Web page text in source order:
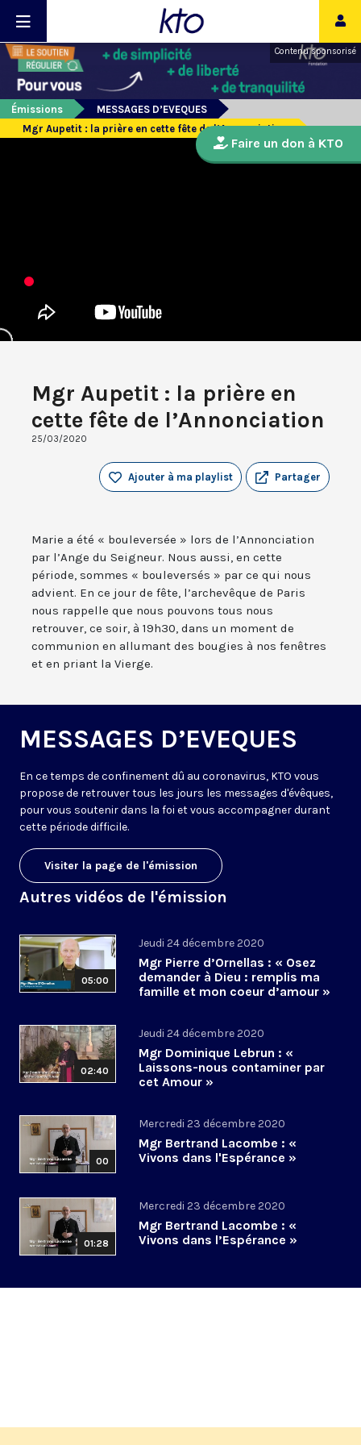
Contenu sponsorisé
Émissions
MESSAGES D’EVEQUES
Mgr Aupetit : la prière en cette fête de l’Annonciation
Mgr Aupetit : la prière en
cette fête de l’Annonciation
25/03/2020
Partager
Ajouter à ma playlist
Marie a été « bouleversée » lors de l’Annonciation
par l’Ange du Seigneur. Nous aussi, en cette
période, sommes « bouleversés » par ce qui nous
advient. En ce jour de fête, l’archevêque de Paris
nous rappelle que nous pouvons tous nous
retrouver, ce soir, à 19h30, dans un moment de
communion en allumant des bougies à nos fenêtres
et en priant la Vierge.
MESSAGES D’EVEQUES
En ce temps de confinement dû au coronavirus, KTO vous
propose de retrouver tous les jours les messages d'évêques,
pour vous soutenir dans la foi et vous accompagner durant
cette période difficile.
Visiter la page de l'émission
Autres vidéos de l'émission
05:00
Jeudi 24 décembre 2020
Mgr Pierre d’Ornellas : « Osez
demander à Dieu : remplis ma
famille et mon coeur d’amour »
02:40
Jeudi 24 décembre 2020
Mgr Dominique Lebrun : «
Laissons-nous contaminer par
cet Amour »
00
Mercredi 23 décembre 2020
Mgr Bertrand Lacombe : «
Vivons dans l'Espérance »
01:28
Mercredi 23 décembre 2020
Mgr Bertrand Lacombe : «
Vivons dans l’Espérance »
Faire un don à KTO